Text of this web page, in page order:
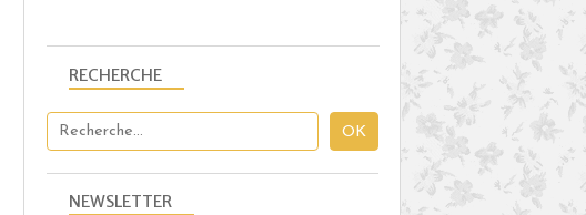
ENTRÉES
NEWSLETTER
RECHERCHE